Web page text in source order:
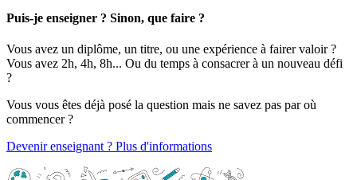
Puis-je enseigner ? Sinon, que faire ?
Vous avez un diplôme, un titre, ou une expérience à fairer valoir ?
Vous avez 2h, 4h, 8h... Ou du temps à consacrer à un nouveau défi
?
Vous vous êtes déjà posé la question mais ne savez pas par où
commencer ?
Devenir enseignant ? Plus d'informations